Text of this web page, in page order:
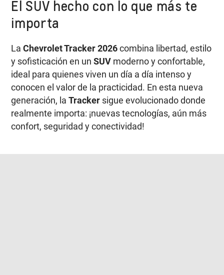
El SUV hecho con lo que más te
importa
LaChevrolet Tracker 2026combina libertad, estilo
y sofisticación en unSUV moderno y confortable,
ideal para quienes viven un día a día intenso y
conocen el valor de la practicidad. En esta nueva
generación, laTracker sigue evolucionado donde
realmente importa: ¡nuevas tecnologías, aún más
confort, seguridad y conectividad!